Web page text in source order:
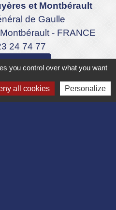
et Montbérault
de Gaulle
- FRANCE
24 74 77
you control over what you want
all cookies Personalize